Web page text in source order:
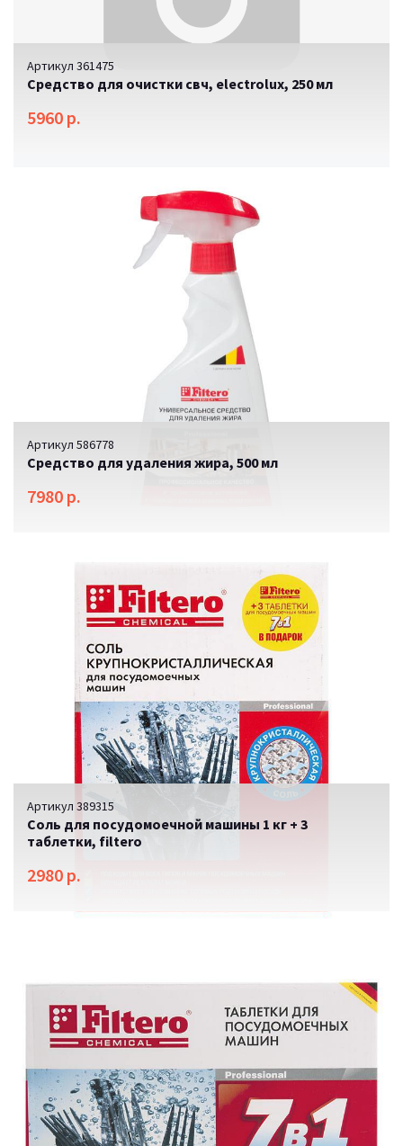
Артикул 361475
Средство для очистки свч, electrolux, 250 мл
5960 р.
Артикул 586778
Средство для удаления жира, 500 мл
7980 р.
Артикул 389315
Соль для посудомоечной машины 1 кг + 3
таблетки, filtero
2980 р.